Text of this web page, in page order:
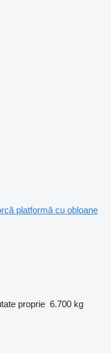
platformă cu obloane
proprie 6.700 kg